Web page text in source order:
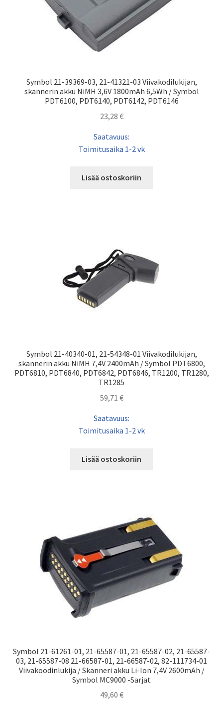
Symbol 21-39369-03, 21-41321-03 Viivakodilukijan,
skannerin akku NiMH 3,6V 1800mAh 6,5Wh / Symbol
PDT6100, PDT6140, PDT6142, PDT6146
23,28 €
Saatavuus:
Toimitusaika 1-2 vk
Lisää ostoskoriin
Symbol 21-40340-01, 21-54348-01 Viivakodilukijan,
skannerin akku NiMH 7,4V 2400mAh / Symbol PDT6800,
PDT6810, PDT6840, PDT6842, PDT6846, TR1200, TR1280,
TR1285
59,71 €
Saatavuus:
Toimitusaika 1-2 vk
Lisää ostoskoriin
Symbol 21-61261-01, 21-65587-01, 21-65587-02, 21-65587-
03, 21-65587-08 21-66587-01, 21-66587-02, 82-111734-01
Viivakoodinlukija / Skanneri akku Li-Ion 7,4V 2600mAh /
Symbol MC9000 -Sarjat
49,60 €